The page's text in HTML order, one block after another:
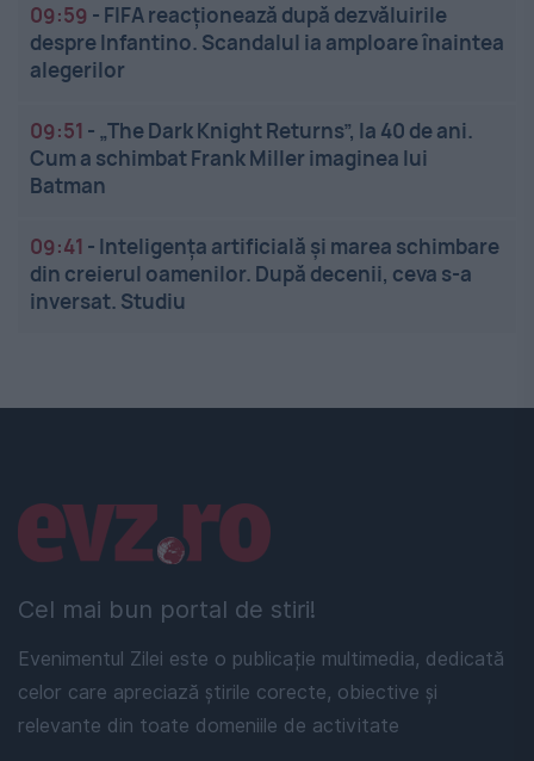
09:59 - FIFA reacționează după dezvăluirile
despre Infantino. Scandalul ia amploare înaintea
alegerilor
09:51 - „The Dark Knight Returns”, la 40 de ani.
Cum a schimbat Frank Miller imaginea lui
Batman
09:41 - Inteligența artificială și marea schimbare
din creierul oamenilor. După decenii, ceva s-a
inversat. Studiu
Cel mai bun portal de stiri!
Evenimentul Zilei este o publicație multimedia, dedicată
celor care apreciază știrile corecte, obiective și
relevante din toate domeniile de activitate
Linkuri utile